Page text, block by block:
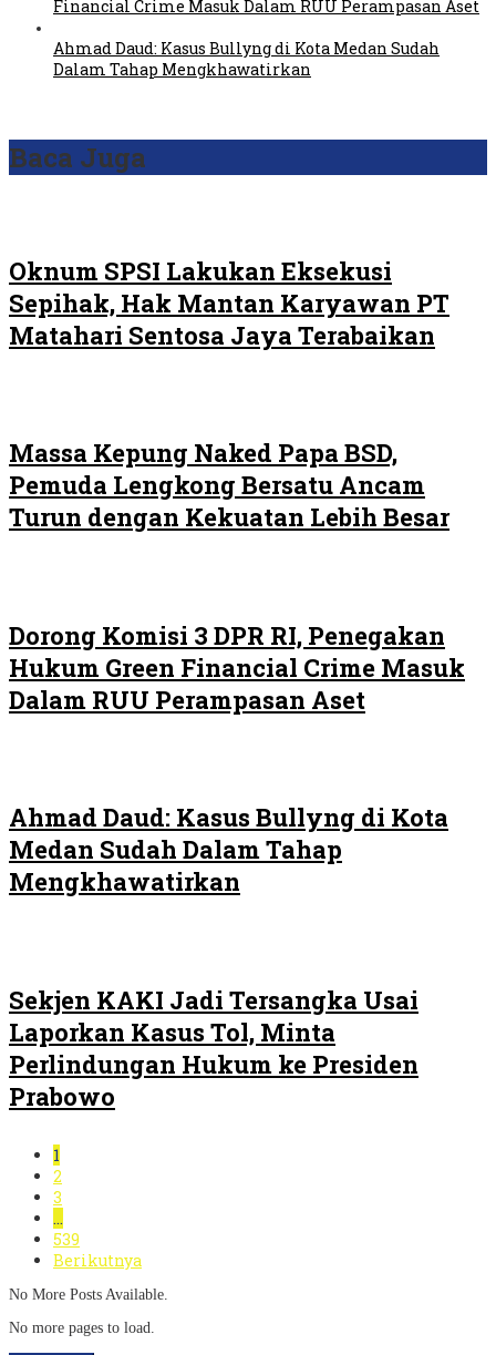
Financial Crime Masuk Dalam RUU Perampasan Aset
Ahmad Daud: Kasus Bullyng di Kota Medan Sudah
Dalam Tahap Mengkhawatirkan
Baca Juga
Oknum SPSI Lakukan Eksekusi
Sepihak, Hak Mantan Karyawan PT
Matahari Sentosa Jaya Terabaikan
Massa Kepung Naked Papa BSD,
Pemuda Lengkong Bersatu Ancam
Turun dengan Kekuatan Lebih Besar
Dorong Komisi 3 DPR RI, Penegakan
Hukum Green Financial Crime Masuk
Dalam RUU Perampasan Aset
Ahmad Daud: Kasus Bullyng di Kota
Medan Sudah Dalam Tahap
Mengkhawatirkan
Sekjen KAKI Jadi Tersangka Usai
Laporkan Kasus Tol, Minta
Perlindungan Hukum ke Presiden
Prabowo
1
2
3
…
539
Berikutnya
No More Posts Available.
No more pages to load.